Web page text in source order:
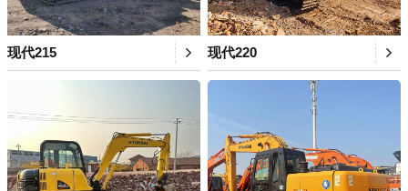
现代215 现代220